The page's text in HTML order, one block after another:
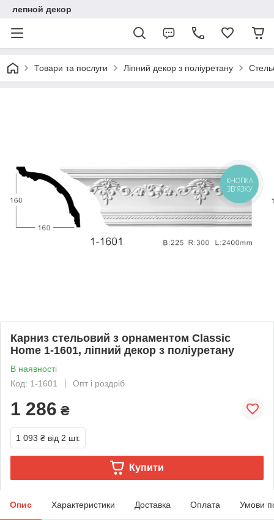
лепной декор
Товари та послуги Ліпний декор з поліуретану
Карниз стельовий з орнаментом Classic
Home 1-1601, ліпний декор з поліуретану
В наявності
Код: 1-1601
Опт і роздріб
1 286 ₴
1 093 ₴ від 2 шт.
Купити
Опис Характеристики Доставка Оплата Умови
КНОПКА
ЗВ'ЯЗКУ